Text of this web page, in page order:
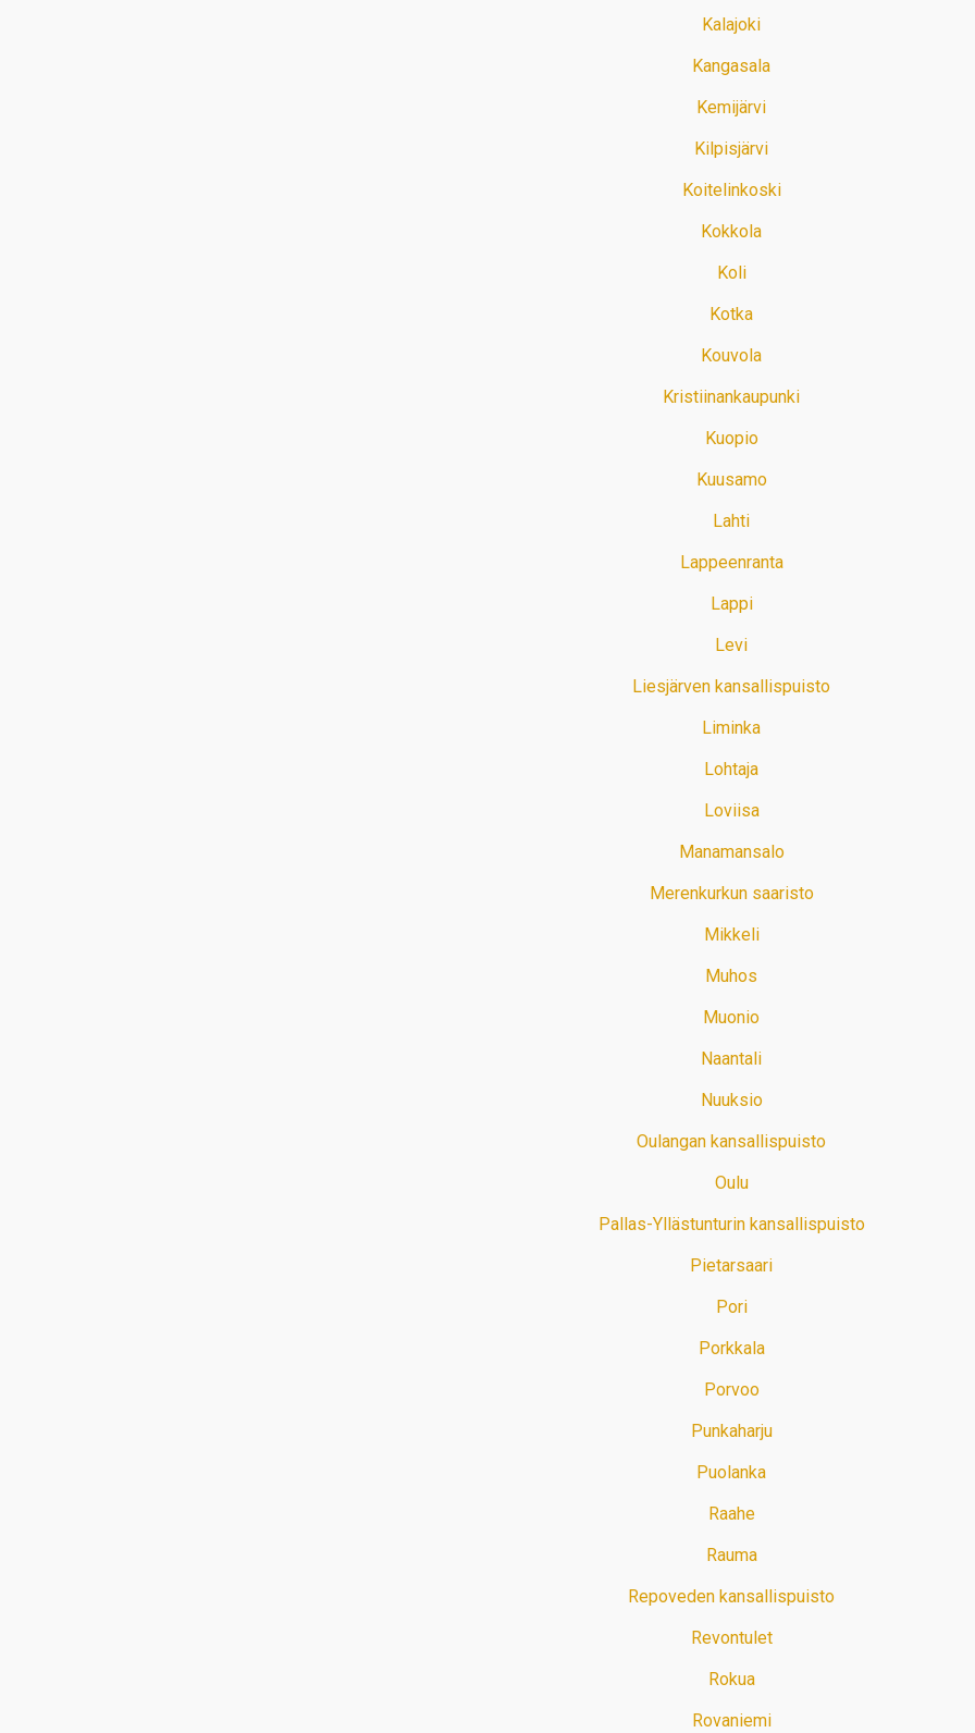
Kalajoki
Kangasala
Kemijärvi
Kilpisjärvi
Koitelinkoski
Kokkola
Koli
Kotka
Kouvola
Kristiinankaupunki
Kuopio
Kuusamo
Lahti
Lappeenranta
Lappi
Levi
Liesjärven kansallispuisto
Liminka
Lohtaja
Loviisa
Manamansalo
Merenkurkun saaristo
Mikkeli
Muhos
Muonio
Naantali
Nuuksio
Oulangan kansallispuisto
Oulu
Pallas-Yllästunturin kansallispuisto
Pietarsaari
Pori
Porkkala
Porvoo
Punkaharju
Puolanka
Raahe
Rauma
Repoveden kansallispuisto
Revontulet
Rokua
Rovaniemi